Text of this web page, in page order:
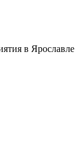
в Ярославле